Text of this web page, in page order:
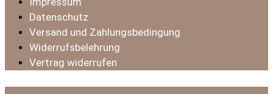
Datenschutz
Versand und Zahlungsbedingung
Widerrufsbelehrung
Vertrag widerrufen